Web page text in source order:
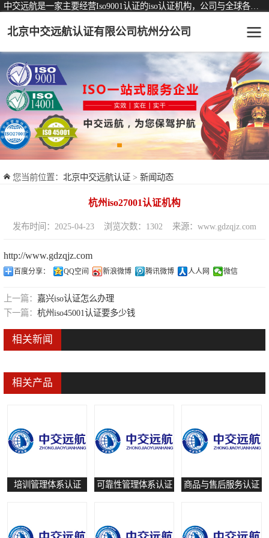
北京中交远航认证有限公司杭州分公司
您当前位置： 北京中交远航认证 > 新闻动态
杭州iso27001认证机构
发布时间：2025-04-23 浏览次数：1302 来源：www.gdzqjz.com
http://www.gdzqjz.com
百度分享： QQ空间 新浪微博 腾讯微博 人人网 微信
上一篇： 嘉兴iso认证怎么办理
下一篇： 杭州iso45001认证要多少钱
相关新闻
相关产品
培训管理体系认证 可靠性管理体系认证 商品与售后服务认证
认证服务 可从事认证业务一览表
ISO9001质量管理体系认证
ISO14001环境管理体系认证
ISO45001职业健康安全管理体系认证
交通运输服务认证
ISO27001信息安全管理体系认证
培训管理体系认证